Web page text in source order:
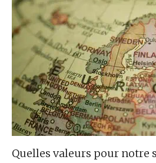
Quelles valeurs pour notre